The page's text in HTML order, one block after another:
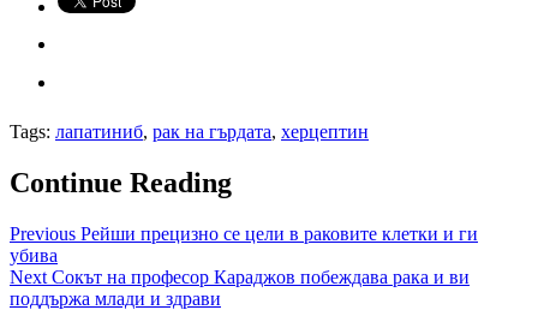
Tags: лапатиниб, рак на гърдата, херцептин
Continue Reading
Previous Рейши прецизно се цели в раковите клетки и ги
убива
Next Сокът на професор Караджов побеждава рака и ви
поддържа млади и здрави